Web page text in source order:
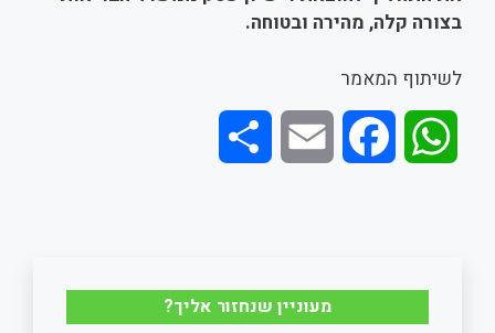
בצורה קלה, מהירה ובטוחה.
לשיתוף המאמר
t
e
i
r
מעוניין שנחזור אליך?